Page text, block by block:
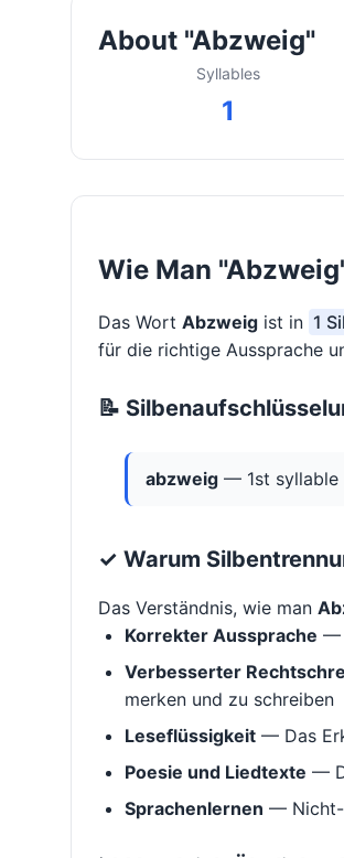
About "Abzweig"
Syllables
1
Wie Man
Das Wort Abzweig ist in 1
für die richtige Aussprache
📝
abzweig — 1st syllable
✓ Warum
Das Verständnis, wie man
Korrekter Aussprache —
Verbesserter
merken und zu schreiben
Leseflüssigkeit — Das
Poesie und Liedtexte —
Sprachenlernen — Nicht-